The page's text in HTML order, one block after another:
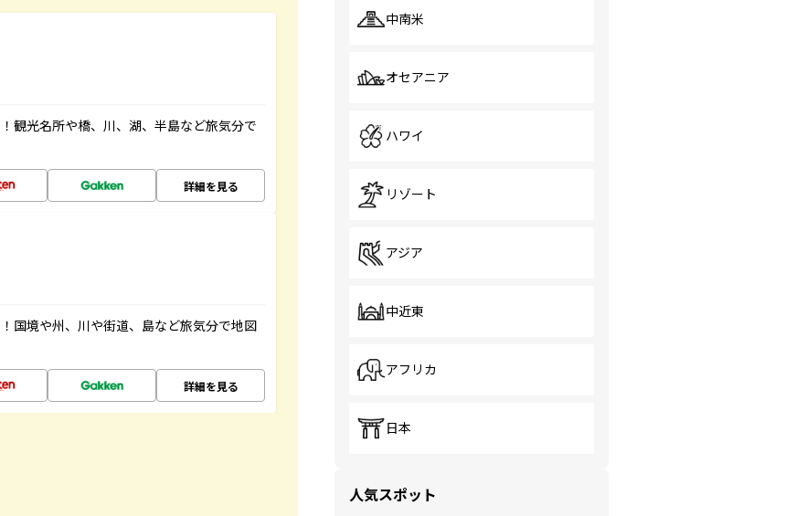
観光名所や橋、川、湖、半島など旅気分で
詳細を見る
国境や州、川や街道、島など旅気分で地図
詳細を見る
中南米
オセアニア
ハワイ
リゾート
アジア
中近東
アフリカ
日本
人気スポット